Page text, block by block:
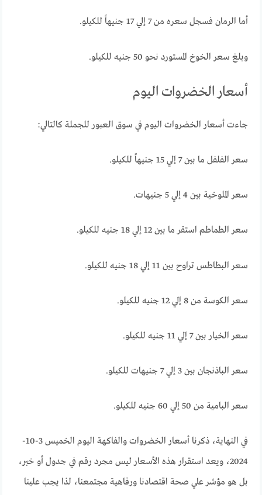
أما الرمان فسجل سعره من 7 إلي 17 جنيهاً للكيلو.
وبلغ سعر الخوخ المستورد نحو 50 جنيه للكيلو.
أسعار الخضروات اليوم
جاءت أسعار الخضروات اليوم في سوق العبور للجملة كالتالي:
سعر الفلفل ما بين 7 إلي 15 جنيهاً للكيلو.
سعر الملوخية بين 4 إلي 5 جنيهات.
سعر الطماطم استقر ما بين 12 إلي 18 جنيه للكيلو.
سعر البطاطس تراوح بين 11 إلي 18 جنيه للكيلو.
سعر الكوسة من 8 إلي 12 جنيه للكيلو.
سعر الخيار بين 7 إلي 11 جنيه للكيلو.
سعر الباذنجان بين 3 إلي 7 جنيهات للكيلو.
سعر البامية من 50 إلي 60 جنيه للكيلو.
في النهاية، ذكرنا أسعار الخضروات والفاكهة اليوم الخميس 3-10-
2024، ويعد استقرار هذه الأسعار ليس مجرد رقم في جدول أو خبر،
بل هو مؤشر علي صحة اقتصادنا ورفاهية مجتمعنا، لذا يجب علينا